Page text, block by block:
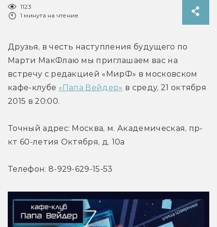
1123
1 минута на чтение
Друзья, в честь наступления будущего по
Марти МакФлаю мы приглашаем вас на
встречу с редакцией «МирФ» в московском
кафе-клубе «Папа Вейдер» в среду, 21 октября
2015 в 20:00.
Точный адрес: Москва, м. Академическая, пр-
кт 60-летия Октября, д. 10а
Телефон: 8-929-629-15-53